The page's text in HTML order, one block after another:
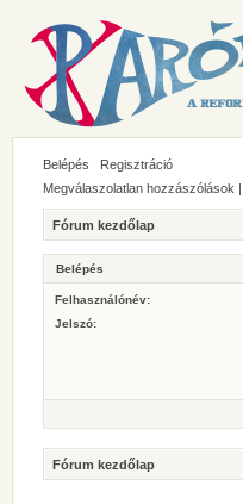
Belépés
Regisztráció
Megválaszolatlan hozzászólások |
Fórum kezdőlap
Belépés
Felhasználónév:
Jelszó:
Fórum kezdőlap